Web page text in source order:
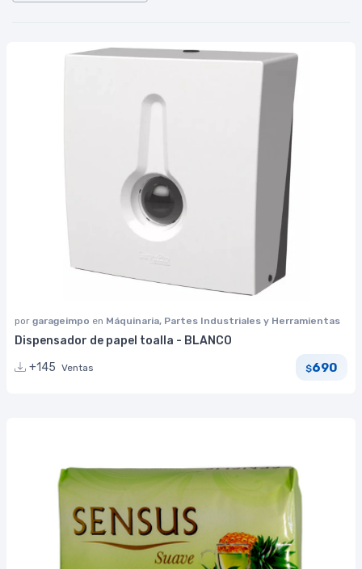
por garageimpo en Máquinaria, Partes Industriales y Herramientas
Dispensador de papel toalla - BLANCO
+145 Ventas $690